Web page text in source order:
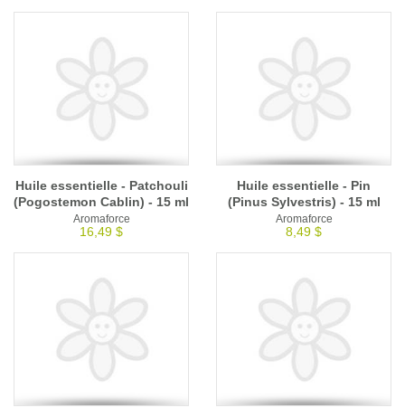
Huile essentielle - Patchouli
(Pogostemon Cablin) - 15 ml
Aromaforce
16,49 $
Huile essentielle - Pin
(Pinus Sylvestris) - 15 ml
Aromaforce
8,49 $